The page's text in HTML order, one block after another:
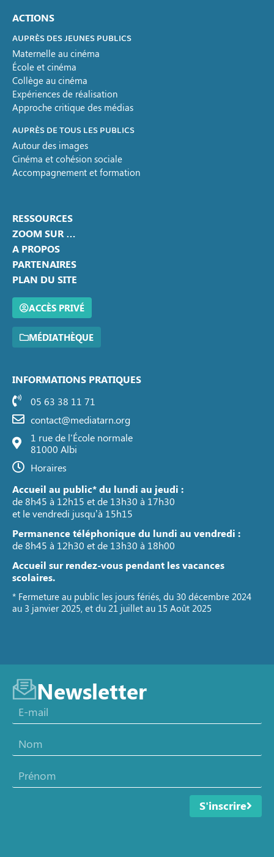
ACTIONS
AUPRÈS DES JEUNES PUBLICS
Maternelle au cinéma
École et cinéma
Collège au cinéma
Expériences de réalisation
Approche critique des médias
AUPRÈS DE TOUS LES PUBLICS
Autour des images
Cinéma et cohésion sociale
Accompagnement et formation
RESSOURCES
ZOOM SUR …
A PROPOS
PARTENAIRES
PLAN DU SITE
ACCÈS PRIVÉ
MÉDIATHÈQUE
INFORMATIONS PRATIQUES
05 63 38 11 71
contact@mediatarn.org
1 rue de l'École normale
81000 Albi
Horaires
Accueil au public* du lundi au jeudi :
de 8h45 à 12h15 et de 13h30 à 17h30
et le vendredi jusqu’à 15h15
Permanence téléphonique du lundi au vendredi :
de 8h45 à 12h30 et de 13h30 à 18h00
Accueil sur rendez-vous pendant les vacances
scolaires.
* Fermeture au public les jours fériés, du 30 décembre 2024
au 3 janvier 2025, et du 21 juillet au 15 Août 2025
Newsletter
S'inscrire